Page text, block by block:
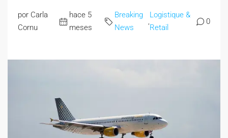
por Carla
Cornu
hace 5
meses
Breaking
News
Logistique &
Retail
0